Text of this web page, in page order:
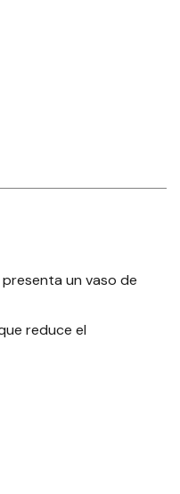
un vaso de
reduce el